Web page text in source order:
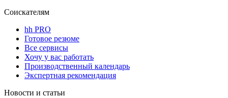
Соискателям
hh PRO
Готовое резюме
Все сервисы
Хочу у вас работать
Производственный календарь
Экспертная рекомендация
Новости и статьи